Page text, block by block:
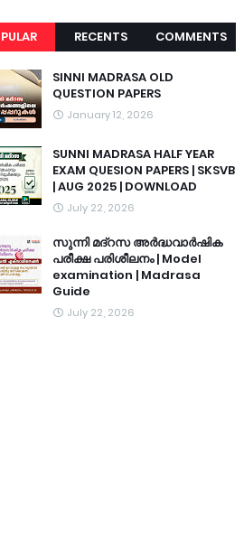
RECENTS COMMENTS
SINNI MADRASA OLD
QUESTION PAPERS
January 12, 2026
SUNNI MADRASA HALF YEAR
EXAM QUESION PAPERS | SKSVB
| AUG 2025 | DOWNLOAD
July 22, 2026
സുന്നി മദ്റസ അർദ്ധവാർഷിക
പരീക്ഷ പരിശീലനം | Model
examination | Madrasa
Guide
July 22, 2026